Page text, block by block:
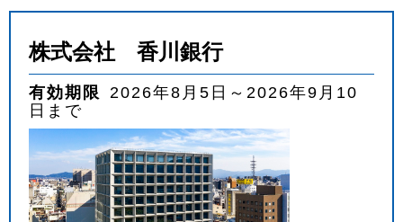
株式会社 香川銀行
有効期限
2026年8月5日～2026年9月10
日まで